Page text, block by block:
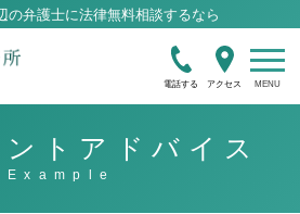
の弁護士に法律無料相談するなら
電話する アクセス
トアドバイス